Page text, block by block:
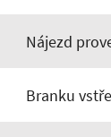
Nájezd
Branku